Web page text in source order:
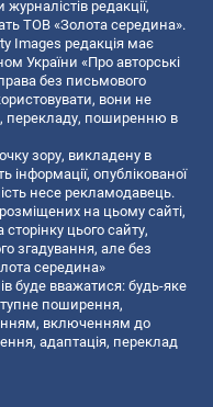
редакції,
ТОВ «Золота середина».
Images редакція має
України «Про авторські
без письмового
вони не
перекладу, поширенню в
зору, викладену в
інформації, опублікованої
несе рекламодавець.
на цьому сайті,
цього сайту,
згадування, але без
середина»
буде вважатися: будь-яке
поширення,
включенням до
адаптація, переклад